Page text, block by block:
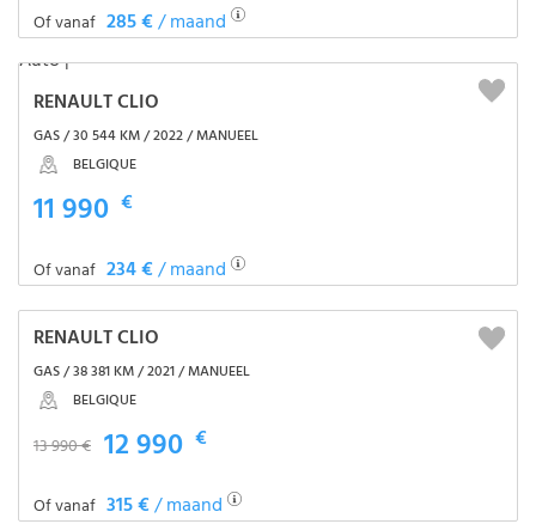
Of vanaf 285 €/ maand
RENAULT CLIO
GAS / 30 544 KM / 2022 / MANUEEL
BELGIQUE
11 990 €
Of vanaf 234 €/ maand
RENAULT CLIO
GAS / 38 381 KM / 2021 / MANUEEL
BELGIQUE
13 990 € 12 990 €
Of vanaf 315 €/ maand